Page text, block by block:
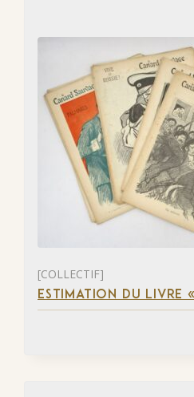
[COLLECTIF]
ESTIMATION DU LIVRE